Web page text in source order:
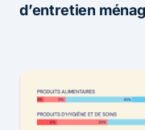
d’entretien